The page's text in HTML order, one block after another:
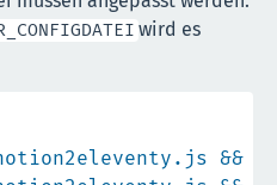
wird es
&&